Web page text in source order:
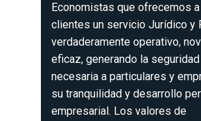
Economistas que ofrecemos
clientes un servicio Jurídico y
verdaderamente operativo,
eficaz, generando la
necesaria a particulares y
su tranquilidad y desarrollo
empresarial. Los valores de